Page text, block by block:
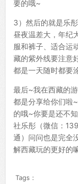
要的哦~
3）然后的就是乐
昼夜温差大，年纪
服和裤子、适合运
藏的紫外线要注意
都是一天随时都要
最后~我在西藏的
都是分享给你们啦
的哦~你要是还不
社乐彤（微信：
通）问问也是完全
解西藏玩的更好的
Tags：